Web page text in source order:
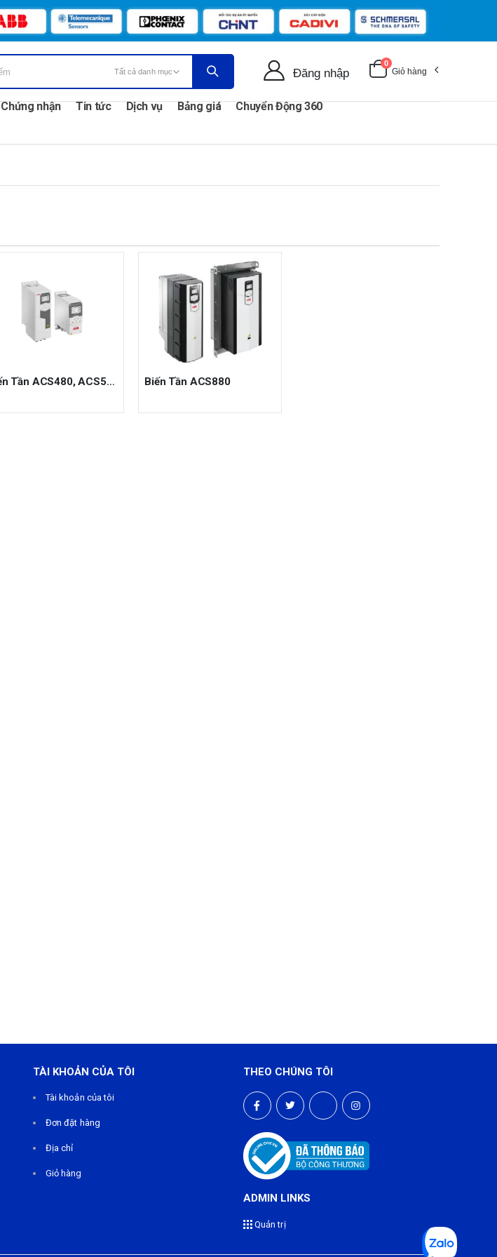
Đăng nhập
0
Giỏ hàng
Chứng nhận Tin tức Dịch vụ Bảng giá Chuyển Động 360
Biến Tần ACS480, ACS580, ACH580 Biến Tần ACS880
TÀI KHOẢN CỦA TÔI
Tài khoản của tôi
Đơn đặt hàng
Địa chỉ
Giỏ hàng
THEO CHÚNG TÔI
ADMIN LINKS
Quản trị